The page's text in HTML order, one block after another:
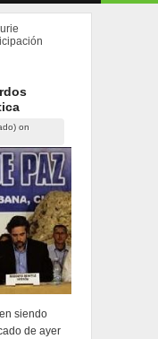
on
siendo
de ayer